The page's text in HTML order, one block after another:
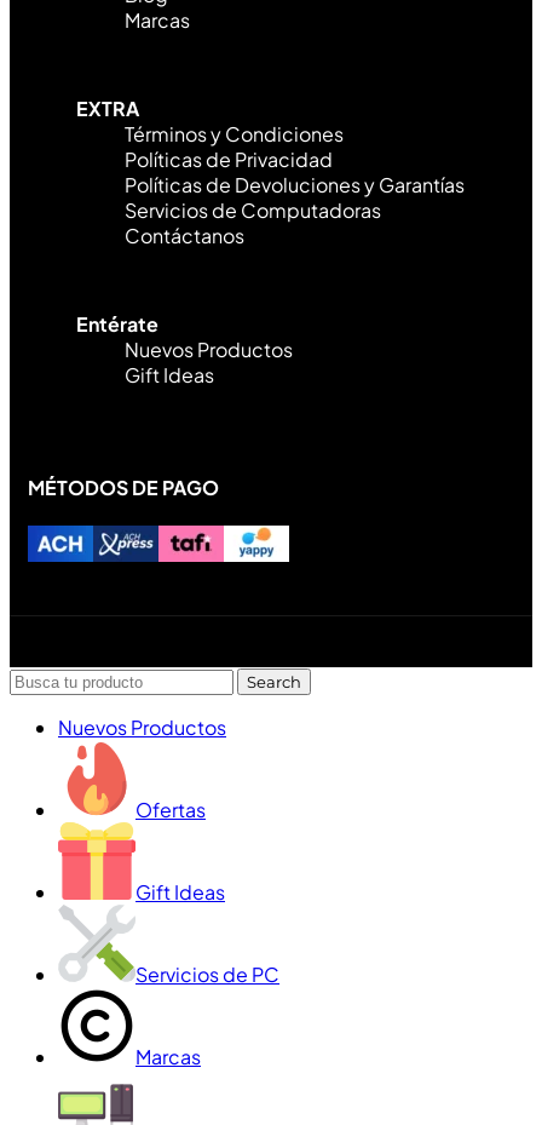
Marcas
EXTRA
Términos y Condiciones
Políticas de Privacidad
Políticas de Devoluciones y Garantías
Servicios de Computadoras
Contáctanos
Entérate
Nuevos Productos
Gift Ideas
MÉTODOS DE PAGO
Search
Nuevos Productos
Ofertas
Gift Ideas
Servicios de PC
Marcas